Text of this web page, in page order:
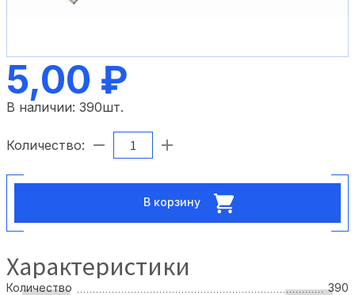
5,00 ₽
В наличии: 390шт.
Количество:
В корзину
Характеристики
Количество
390